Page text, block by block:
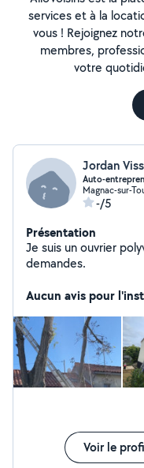
services et à la
vous ! Rejoignez
membres,
votre
Jordan
Auto-
Magnac-sur-
-/5
Présentation
Je suis un ouvrier
demandes.
Aucun avis pour
Voir le